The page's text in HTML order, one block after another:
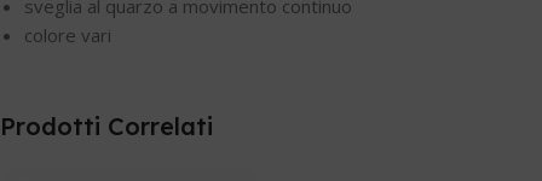
sveglia al quarzo a movimento continuo
colore vari
Prodotti Correlati